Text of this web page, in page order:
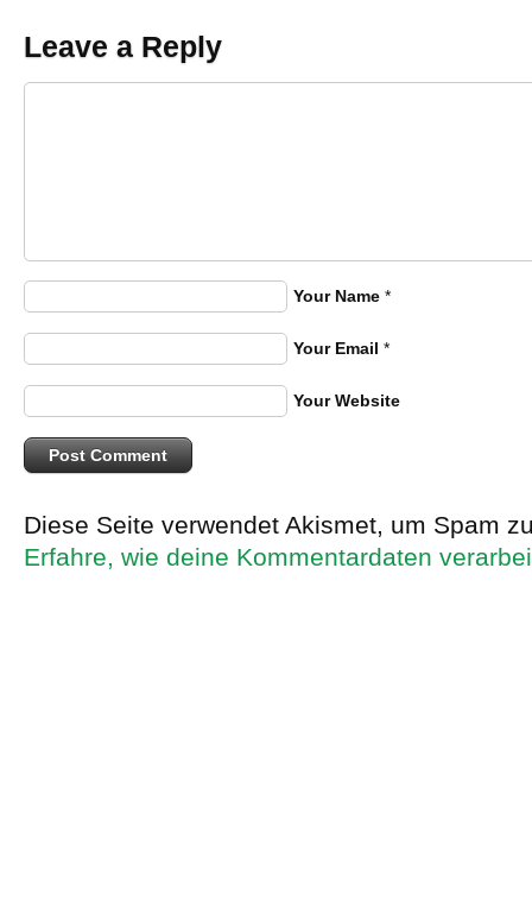
Leave a Reply
Your Name *
Your Email *
Your Website
Diese Seite verwendet Akismet, um Spam
Erfahre, wie deine Kommentardaten